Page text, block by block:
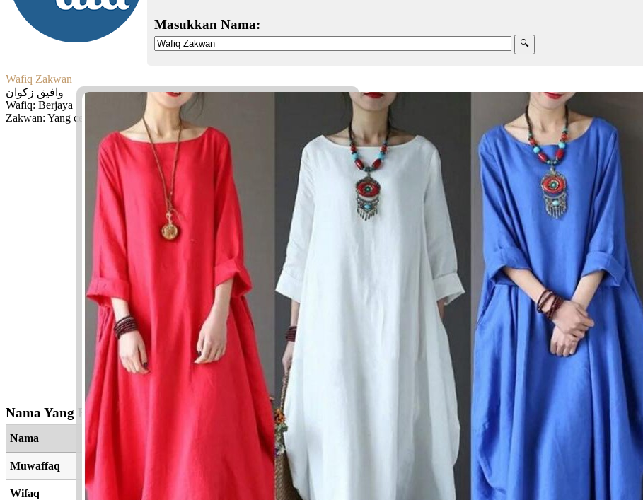
Masukkan Nama:
Wafiq Zakwan
وافيق زكوان
Wafiq: Berjaya
Zakwan: Yang cerdik, yang harum
Facebook WhatsApp
Line Telegram
Share
Nama Yang Berkaitan
Nama
Muwaffaq
Wifaq